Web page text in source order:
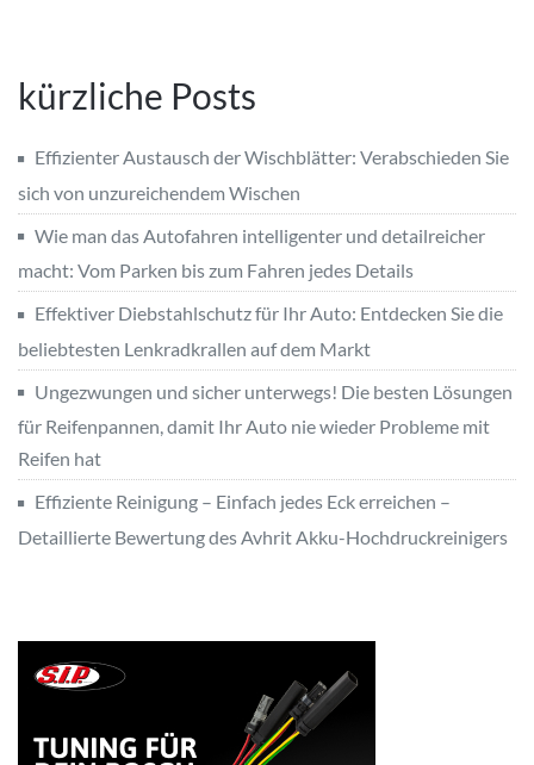
kürzliche Posts
Effizienter Austausch der Wischblätter: Verabschieden Sie
sich von unzureichendem Wischen
Wie man das Autofahren intelligenter und detailreicher
macht: Vom Parken bis zum Fahren jedes Details
Effektiver Diebstahlschutz für Ihr Auto: Entdecken Sie die
beliebtesten Lenkradkrallen auf dem Markt
Ungezwungen und sicher unterwegs! Die besten Lösungen
für Reifenpannen, damit Ihr Auto nie wieder Probleme mit
Reifen hat
Effiziente Reinigung – Einfach jedes Eck erreichen –
Detaillierte Bewertung des Avhrit Akku-Hochdruckreinigers